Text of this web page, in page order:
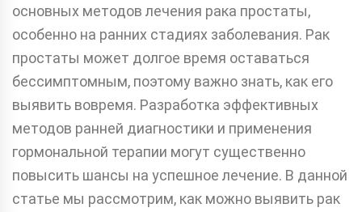
основных методов лечения рака простаты,
особенно на ранних стадиях заболевания. Рак
простаты может долгое время оставаться
бессимптомным, поэтому важно знать, как его
выявить вовремя. Разработка эффективных
методов ранней диагностики и применения
гормональной терапии могут существенно
повысить шансы на успешное лечение. В данной
статье мы рассмотрим, как можно выявить рак